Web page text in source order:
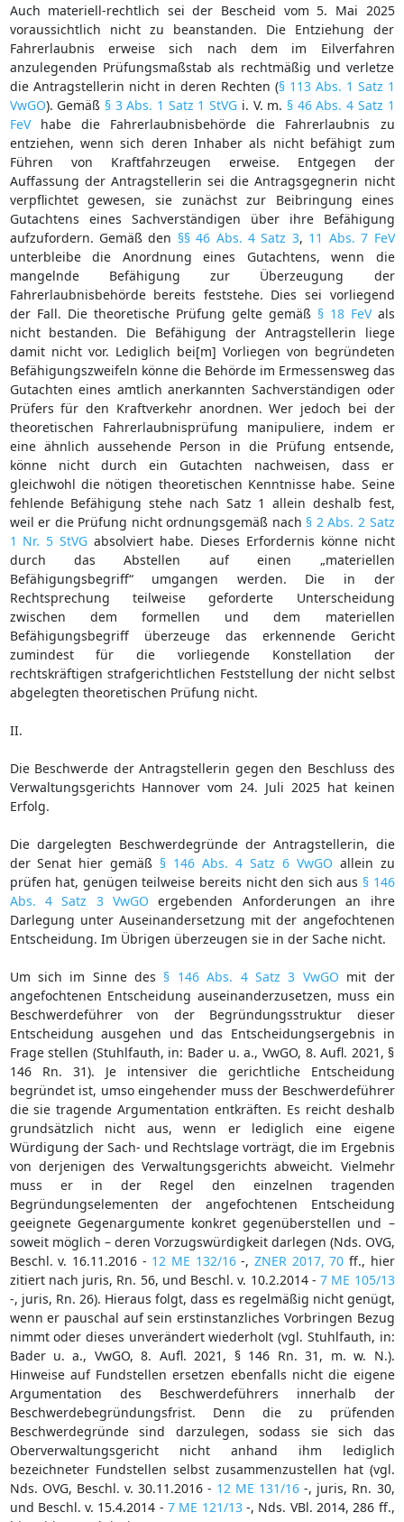
Auch materiell-rechtlich sei der Bescheid vom 5. Mai 2025
voraussichtlich nicht zu beanstanden. Die Entziehung der
Fahrerlaubnis erweise sich nach dem im Eilverfahren
anzulegenden Prüfungsmaßstab als rechtmäßig und verletze
die Antragstellerin nicht in deren Rechten (§ 113 Abs. 1 Satz 1
VwGO). Gemäß § 3 Abs. 1 Satz 1 StVG i. V. m. § 46 Abs. 4 Satz 1
FeVhabe die Fahrerlaubnisbehörde die Fahrerlaubnis zu
entziehen, wenn sich deren Inhaber als nicht befähigt zum
Führen von Kraftfahrzeugen erweise. Entgegen der
Auffassung der Antragstellerin sei die Antragsgegnerin nicht
verpflichtet gewesen, sie zunächst zur Beibringung eines
Gutachtens eines Sachverständigen über ihre Befähigung
aufzufordern. Gemäß den §§ 46 Abs. 4 Satz 3, 11 Abs. 7 FeV
unterbleibe die Anordnung eines Gutachtens, wenn die
mangelnde Befähigung zur Überzeugung der
Fahrerlaubnisbehörde bereits feststehe. Dies sei vorliegend
der Fall. Die theoretische Prüfung gelte gemäß § 18 FeVals
nicht bestanden. Die Befähigung der Antragstellerin liege
damit nicht vor. Lediglich bei[m] Vorliegen von begründeten
Befähigungszweifeln könne die Behörde im Ermessensweg das
Gutachten eines amtlich anerkannten Sachverständigen oder
Prüfers für den Kraftverkehr anordnen. Wer jedoch bei der
theoretischen Fahrerlaubnisprüfung manipuliere, indem er
eine ähnlich aussehende Person in die Prüfung entsende,
könne nicht durch ein Gutachten nachweisen, dass er
gleichwohl die nötigen theoretischen Kenntnisse habe. Seine
fehlende Befähigung stehe nach Satz 1 allein deshalb fest,
weil er die Prüfung nicht ordnungsgemäß nach § 2 Abs. 2 Satz
1 Nr. 5 StVG absolviert habe. Dieses Erfordernis könne nicht
durch das Abstellen auf einen „materiellen
Befähigungsbegriff“ umgangen werden. Die in der
Rechtsprechung teilweise geforderte Unterscheidung
zwischen dem formellen und dem materiellen
Befähigungsbegriff überzeuge das erkennende Gericht
zumindest für die vorliegende Konstellation der
rechtskräftigen strafgerichtlichen Feststellung der nicht selbst
abgelegten theoretischen Prüfung nicht.
II.
Die Beschwerde der Antragstellerin gegen den Beschluss des
Verwaltungsgerichts Hannover vom 24. Juli 2025 hat keinen
Erfolg.
Die dargelegten Beschwerdegründe der Antragstellerin, die
der Senat hier gemäß § 146 Abs. 4 Satz 6 VwGO allein zu
prüfen hat, genügen teilweise bereits nicht den sich aus § 146
Abs. 4 Satz 3 VwGO ergebenden Anforderungen an ihre
Darlegung unter Auseinandersetzung mit der angefochtenen
Entscheidung. Im Übrigen überzeugen sie in der Sache nicht.
Um sich im Sinne des § 146 Abs. 4 Satz 3 VwGO mit der
angefochtenen Entscheidung auseinanderzusetzen, muss ein
Beschwerdeführer von der Begründungsstruktur dieser
Entscheidung ausgehen und das Entscheidungsergebnis in
Frage stellen (Stuhlfauth, in: Bader u. a., VwGO, 8. Aufl. 2021, §
146 Rn. 31). Je intensiver die gerichtliche Entscheidung
begründet ist, umso eingehender muss der Beschwerdeführer
die sie tragende Argumentation entkräften. Es reicht deshalb
grundsätzlich nicht aus, wenn er lediglich eine eigene
Würdigung der Sach- und Rechtslage vorträgt, die im Ergebnis
von derjenigen des Verwaltungsgerichts abweicht. Vielmehr
muss er in der Regel den einzelnen tragenden
Begründungselementen der angefochtenen Entscheidung
geeignete Gegenargumente konkret gegenüberstellen und –
soweit möglich – deren Vorzugswürdigkeit darlegen (Nds. OVG,
Beschl. v. 16.11.2016 - 12 ME 132/16-, ZNER 2017, 70 ff., hier
zitiert nach juris, Rn. 56, und Beschl. v. 10.2.2014 - 7 ME 105/13
-, juris, Rn. 26). Hieraus folgt, dass es regelmäßig nicht genügt,
wenn er pauschal auf sein erstinstanzliches Vorbringen Bezug
nimmt oder dieses unverändert wiederholt (vgl. Stuhlfauth, in:
Bader u. a., VwGO, 8. Aufl. 2021, § 146 Rn. 31, m. w. N.).
Hinweise auf Fundstellen ersetzen ebenfalls nicht die eigene
Argumentation des Beschwerdeführers innerhalb der
Beschwerdebegründungsfrist. Denn die zu prüfenden
Beschwerdegründe sind darzulegen, sodass sie sich das
Oberverwaltungsgericht nicht anhand ihm lediglich
bezeichneter Fundstellen selbst zusammenzustellen hat (vgl.
Nds. OVG, Beschl. v. 30.11.2016 - 12 ME 131/16 -, juris, Rn. 30,
und Beschl. v. 15.4.2014 -7 ME 121/13-, Nds. VBl. 2014, 286 ff.,